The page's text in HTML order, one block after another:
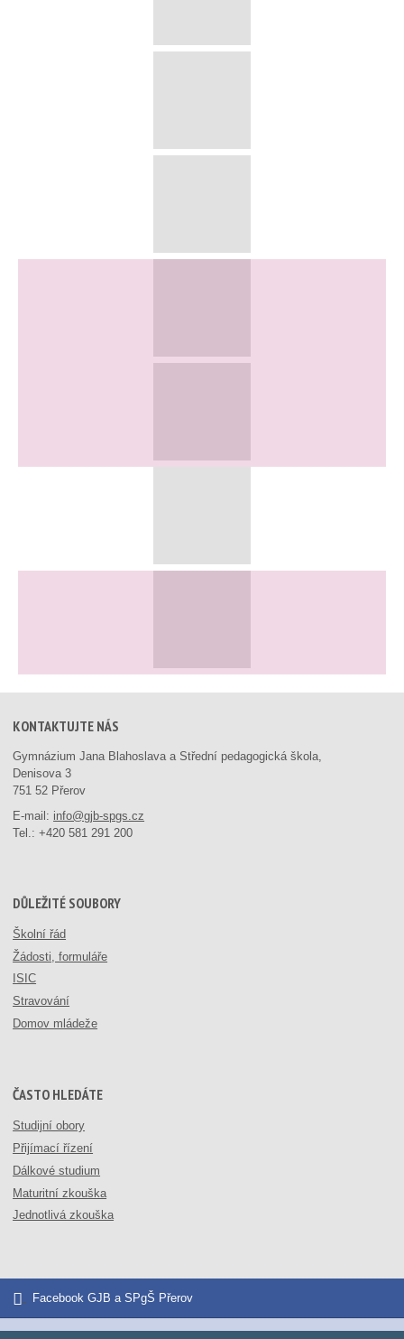
KONTAKTUJTE NÁS
Gymnázium Jana Blahoslava a Střední pedagogická škola,
Denisova 3
751 52 Přerov
E-mail: info@gjb-spgs.cz
Tel.:+420 581 291 200
DŮLEŽITÉ SOUBORY
Školní řád
Žádosti, formuláře
ISIC
Stravování
Domov mládeže
ČASTO HLEDÁTE
Studijní obory
Přijímací řízení
Dálkové studium
Maturitní zkouška
Jednotlivá zkouška
Facebook GJB a SPgŠ Přerov